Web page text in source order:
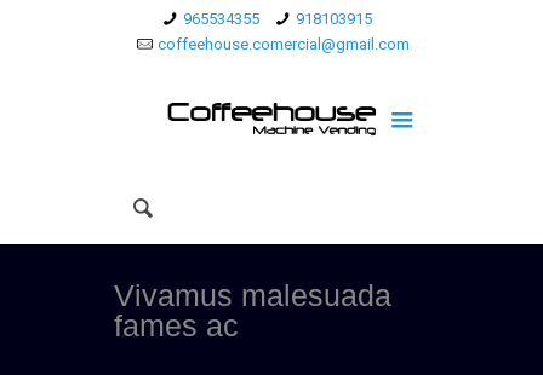
965534355
918103915
coffeehouse.comercial@gmail.com
Vivamus malesuada
fames ac